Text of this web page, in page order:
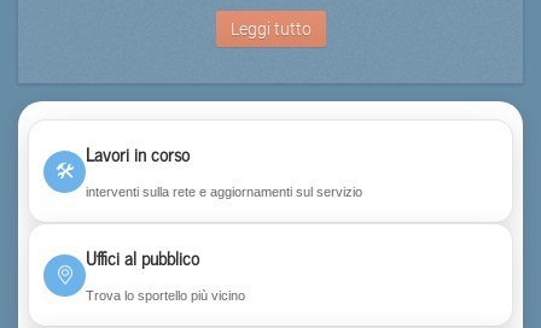
Leggi tutto
🛠
Lavori in corso
interventi sulla rete e aggiornamenti sul servizio
Uffici al pubblico
Trova lo sportello più vicino